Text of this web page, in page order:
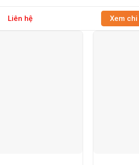
Liên hệ Xem